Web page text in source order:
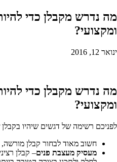
מה נדרש מקבלן כדי
ומקצועי?
ינואר 12, 2016
מה נדרש מקבלן כדי
ומקצועי?
לפניכם רשימה של דגשים שיהיו בקבלן
חשוב מאוד לבחור קבלן
מעסיק מעצבת פנים– קבלן